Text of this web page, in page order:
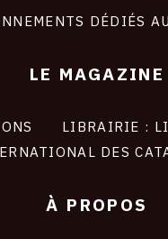
DÉDIÉS
LE MAGAZINE
LIBRAIRIE :
DES
À PROPOS